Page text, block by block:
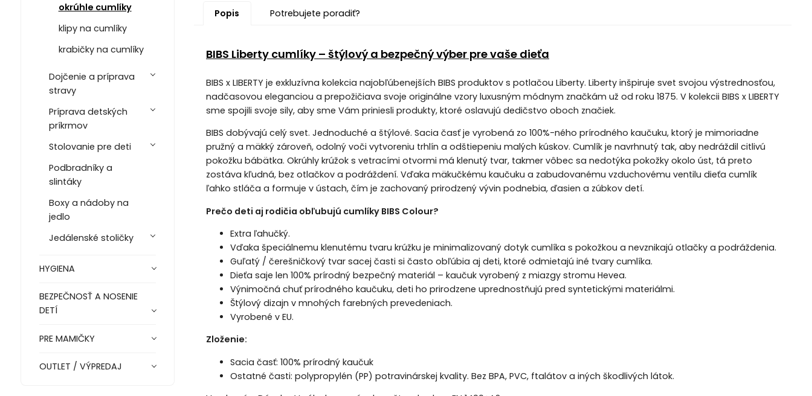
okrúhle cumlíky
klipy na cumlíky
krabičky na cumlíky
Dojčenie a príprava
stravy
Príprava detských
príkrmov
Stolovanie pre deti
Podbradníky a
slintáky
Boxy a nádoby na
jedlo
Jedálenské stoličky
HYGIENA
BEZPEČNOSŤ A NOSENIE
DETÍ
PRE MAMIČKY
OUTLET / VÝPREDAJ
Popis Potrebujete poradiť?
BIBS Liberty cumlíky – štýlový a bezpečný výber pre vaše dieťa
BIBS x LIBERTY je exkluzívna kolekcia najobľúbenejších BIBS produktov s potlačou Liberty. Liberty inšpiruje svet svojou výstrednosťou,
nadčasovou eleganciou a prepožičiava svoje originálne vzory luxusným módnym značkám už od roku 1875. V kolekcii BIBS x LIBERTY
sme spojili svoje sily, aby sme Vám priniesli produkty, ktoré oslavujú dedičstvo oboch značiek.
BIBS dobývajú celý svet. Jednoduché a štýlové. Sacia časť je vyrobená zo 100%-ného prírodného kaučuku, ktorý je mimoriadne
pružný a mäkký zároveň, odolný voči vytvoreniu trhlín a odštiepeniu malých kúskov. Cumlík je navrhnutý tak, aby nedráždil citlivú
pokožku bábätka. Okrúhly krúžok s vetracími otvormi má klenutý tvar, takmer vôbec sa nedotýka pokožky okolo úst, tá preto
zostáva kľudná, bez otlačkov a podráždení. Vďaka mäkučkému kaučuku a zabudovanému vzduchovému ventilu dieťa cumlík
ľahko stláča a formuje v ústach, čím je zachovaný prirodzený vývin podnebia, ďasien a zúbkov detí.
Prečo deti aj rodičia obľubujú cumlíky BIBS Colour?
Extra ľahučký.
Vďaka špeciálnemu klenutému tvaru krúžku je minimalizovaný dotyk cumlíka s pokožkou a nevznikajú otlačky a podráždenia.
Guľatý / čerešničkový tvar sacej časti si často obľúbia aj deti, ktoré odmietajú iné tvary cumlíka.
Dieťa saje len 100% prírodný bezpečný materiál – kaučuk vyrobený z miazgy stromu Hevea.
Výnimočná chuť prírodného kaučuku, deti ho prirodzene uprednostňujú pred syntetickými materiálmi.
Štýlový dizajn v mnohých farebných prevedeniach.
Vyrobené v EU.
Zloženie:
Sacia časť: 100% prírodný kaučuk
Ostatné časti: polypropylén (PP) potravinárskej kvality. Bez BPA, PVC, ftalátov a iných škodlivých látok.